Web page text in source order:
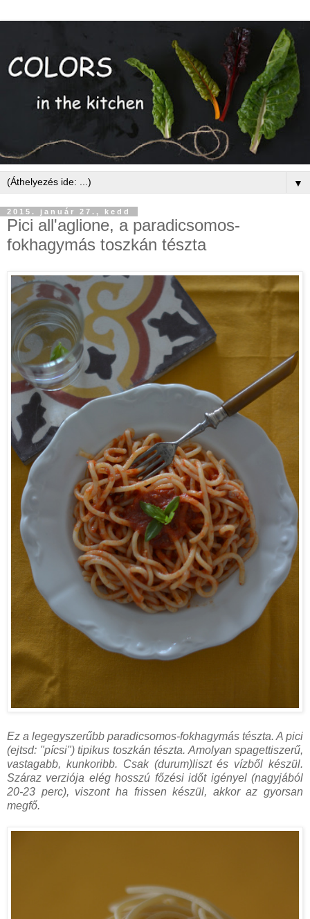
▼
2015. január 27., kedd
Pici all'aglione, a paradicsomos-
fokhagymás toszkán tészta
Ez a legegyszerűbb paradicsomos-fokhagymás tészta. A pici
(ejtsd: "pícsi") tipikus toszkán tészta. Amolyan spagettiszerű,
vastagabb, kunkoribb. Csak (durum)liszt és vízből készül.
Száraz verziója elég hosszú főzési időt igényel (nagyjából
20-23 perc), viszont ha frissen készül, akkor az gyorsan
megfő.